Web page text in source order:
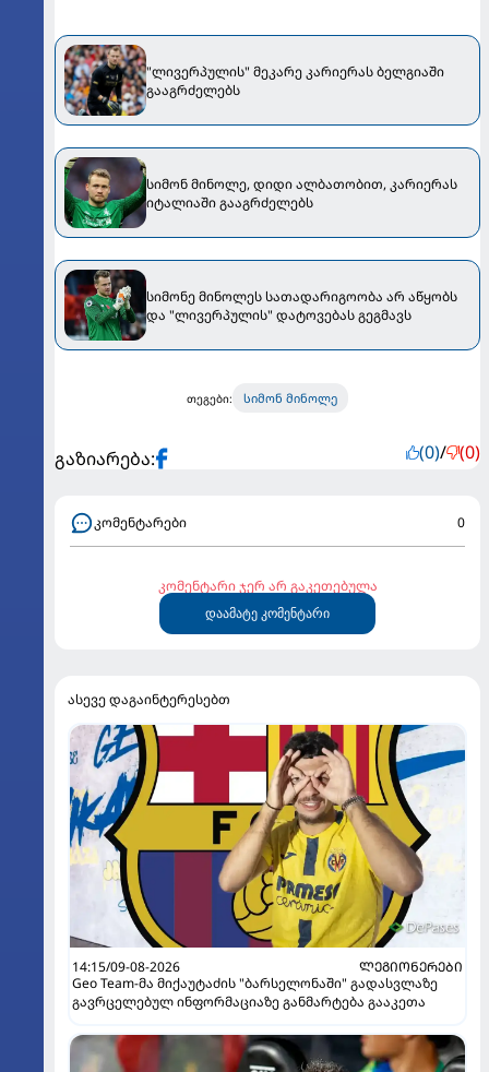
"ლივერპულის" მეკარე კარიერას ბელგიაში
გააგრძელებს
სიმონ მინოლე, დიდი ალბათობით, კარიერას
იტალიაში გააგრძელებს
სიმონე მინოლეს სათადარიგოობა არ აწყობს
და "ლივერპულის" დატოვებას გეგმავს
თეგები: სიმონ მინოლე
გაზიარება: (0)/ (0)
კომენტარები 0
კომენტარი ჯერ არ გაკეთებულა
დაამატე კომენტარი
ასევე დაგაინტერესებთ
14:15/09-08-2026
ᲚᲔᲒᲘᲝᲜᲔᲠᲔᲑᲘ
Geo Team-მა მიქაუტაძის "ბარსელონაში" გადასვლაზე
გავრცელებულ ინფორმაციაზე განმარტება გააკეთა